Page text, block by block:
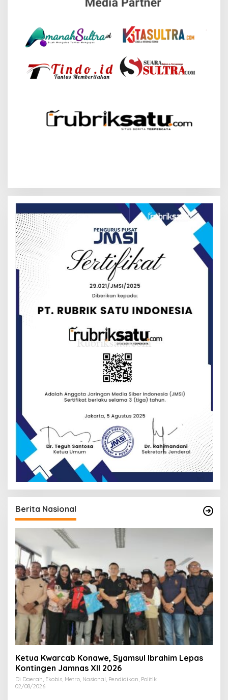
Berita Nasional
Ketua Kwarcab Konawe, Syamsul Ibrahim Lepas
Kontingen Jamnas XII 2026
Di Daerah, Ekobis, Metro, Nasional, Pendidikan, Politik
02/08/2026